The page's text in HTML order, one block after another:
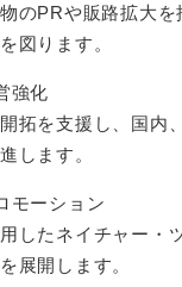
PRや販路拡大を
図ります。
強化
を支援し、国内
します。
モーション
たネイチャー・
展開します。